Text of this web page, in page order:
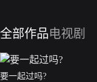
全部作品电视剧
要一起过吗?